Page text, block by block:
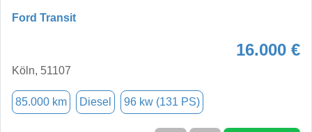
Ford Transit
16.000 €
Köln, 51107
85.000 km Diesel 96 kw (131 PS)